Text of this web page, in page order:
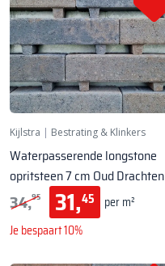
Kijlstra | Bestrating & Klinkers
Waterpasserende longstone
opritsteen 7 cm Oud Drachten
34,95 31,45
per m²
Je bespaart 10%